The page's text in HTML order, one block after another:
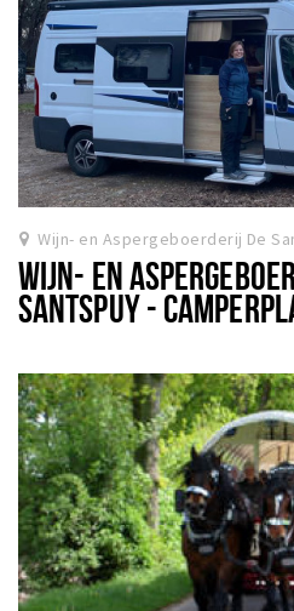
Wijn- en Aspergeboerderij De
WIJN- EN
SANTSPUY -